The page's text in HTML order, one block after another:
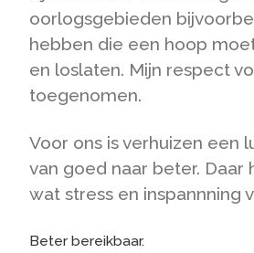
oorlogsgebieden
hebben die een hoop
en loslaten. Mijn respect
toegenomen.
Voor ons is verhuizen een
van goed naar beter. Daar
wat stress en inspannning
Beter bereikbaar.